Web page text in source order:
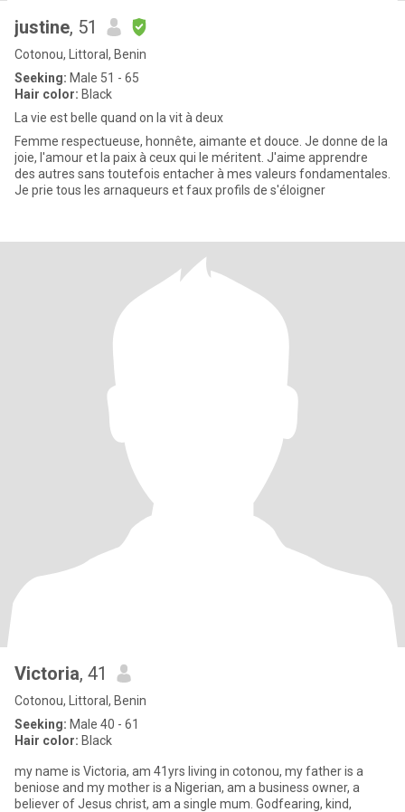
justine, 51
Cotonou, Littoral, Benin
Seeking: Male 51 - 65
Hair color: Black
La vie est belle quand on la vit à deux
Femme respectueuse, honnête, aimante et douce. Je donne de la
joie, l'amour et la paix à ceux qui le méritent. J'aime apprendre
des autres sans toutefois entacher à mes valeurs fondamentales.
Je prie tous les arnaqueurs et faux profils de s'éloigner
Victoria, 41
Cotonou, Littoral, Benin
Seeking: Male 40 - 61
Hair color: Black
my name is Victoria, am 41yrs living in cotonou, my father is a
beniose and my mother is a Nigerian, am a business owner, a
believer of Jesus christ, am a single mum. Godfearing, kind,